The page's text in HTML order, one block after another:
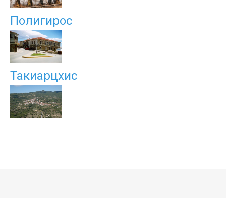
Полигирос
Такиарцхис